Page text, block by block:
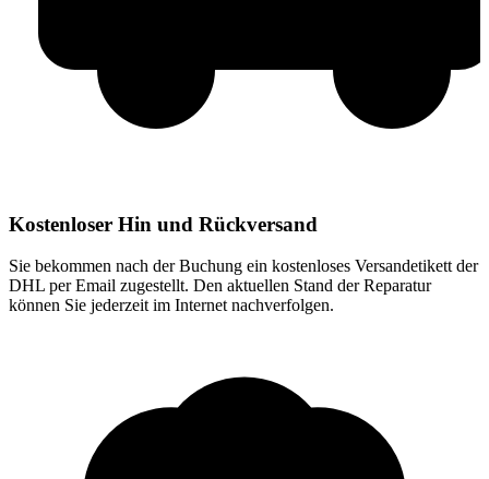
Kostenloser Hin und Rückversand
Sie bekommen nach der Buchung ein kostenloses Versandetikett der
DHL per Email zugestellt. Den aktuellen Stand der Reparatur
können Sie jederzeit im Internet nachverfolgen.